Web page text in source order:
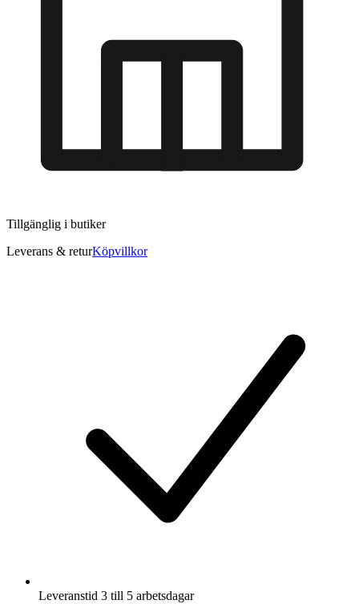
Tillgänglig i butiker
Leverans & returKöpvillkor
Leveranstid 3 till 5 arbetsdagar